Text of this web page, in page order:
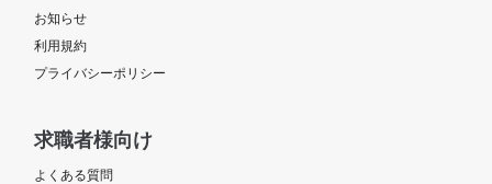
お知らせ
利用規約
プライバシーポリシー
求職者様向け
よくある質問